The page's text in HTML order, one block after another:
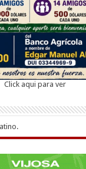
Click aqui para ver